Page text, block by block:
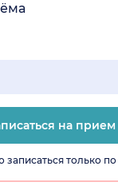
на прием
только